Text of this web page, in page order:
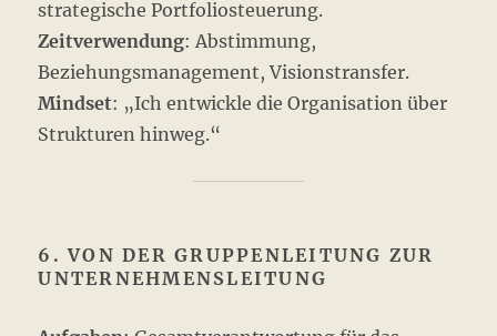
strategische Portfoliosteuerung.
Zeitverwendung: Abstimmung,
Beziehungsmanagement, Visionstransfer.
Mindset: „Ich entwickle die Organisation über
Strukturen hinweg.“
6. VON DER GRUPPENLEITUNG ZUR
UNTERNEHMENSLEITUNG